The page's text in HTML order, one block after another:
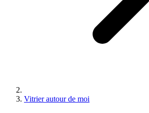
Vitrier autour de moi